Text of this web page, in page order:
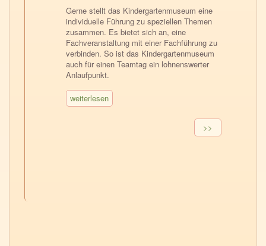
Gerne stellt das Kindergartenmuseum eine
individuelle Führung zu speziellen Themen
zusammen. Es bietet sich an, eine
Fachveranstaltung mit einer Fachführung zu
verbinden. So ist das Kindergartenmuseum
auch für einen Teamtag ein lohnenswerter
Anlaufpunkt.
weiterlesen
Nächste
Seite
>>